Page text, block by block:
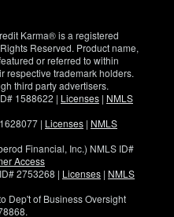
Karma® is a registered
Reserved. Product name,
or referred to within
respective trademark holders.
third party advertisers.
1588622 | Licenses | NMLS
| Licenses | NMLS
Financial, Inc.) NMLS ID#
Access
2753268 | Licenses | NMLS
Dep't of Business Oversight